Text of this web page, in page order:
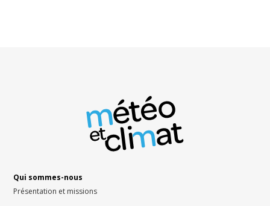
Qui sommes-nous
Présentation et missions